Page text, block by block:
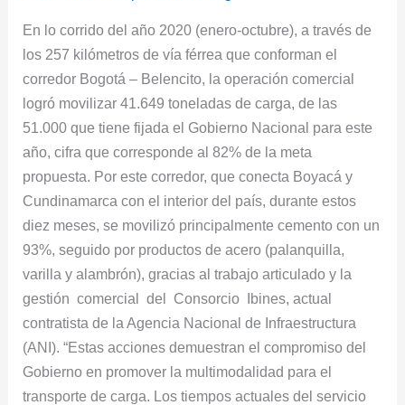
En lo corrido del año 2020 (enero-octubre), a través de
los 257 kilómetros de vía férrea que conforman el
corredor Bogotá – Belencito, la operación comercial
logró movilizar 41.649 toneladas de carga, de las
51.000 que tiene fijada el Gobierno Nacional para este
año, cifra que corresponde al 82% de la meta
propuesta. Por este corredor, que conecta Boyacá y
Cundinamarca con el interior del país, durante estos
diez meses, se movilizó principalmente cemento con un
93%, seguido por productos de acero (palanquilla,
varilla y alambrón), gracias al trabajo articulado y la
gestión comercial del Consorcio Ibines, actual
contratista de la Agencia Nacional de Infraestructura
(ANI). “Estas acciones demuestran el compromiso del
Gobierno en promover la multimodalidad para el
transporte de carga. Los tiempos actuales del servicio